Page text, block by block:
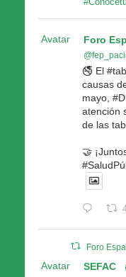
Avatar Foro
🚭 El
causas
mayo,
atención
de las
🤝
Foro
Avatar SEFAC